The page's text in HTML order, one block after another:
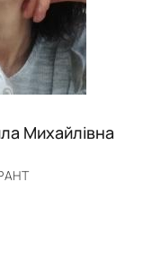
Михайлівна